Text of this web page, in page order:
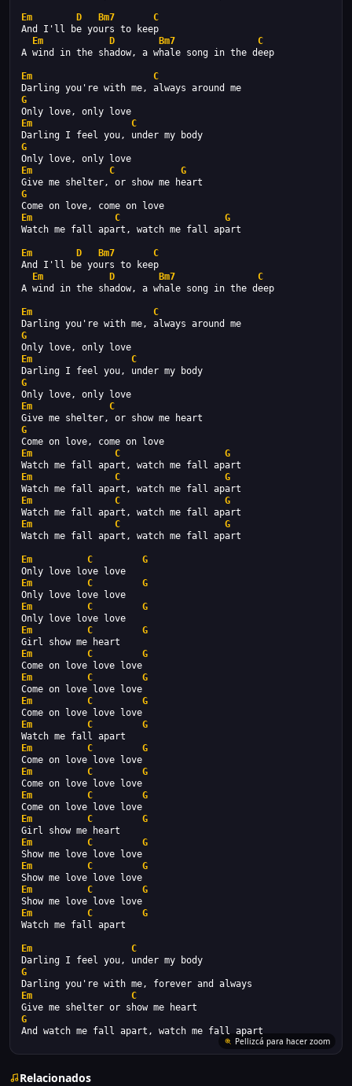
Em D Bm7
C
And I'll be yours to keep
Em
D Bm7
C
A wind in the shadow, a whale song in the deep
Em
C
Darling you're with me, always around me
G
Only love, only love
Em
C
Darling I feel you, under my body
G
Only love, only love
Em
C
G
Give me shelter, or show me heart
G
Come on love, come on love
Em
C
G
Watch me fall apart, watch me fall apart
Em D Bm7
C
And I'll be yours to keep
Em
D Bm7
C
A wind in the shadow, a whale song in the deep
Em
C
Darling you're with me, always around me
G
Only love, only love
Em
C
Darling I feel you, under my body
G
Only love, only love
Em
C
Give me shelter, or show me heart
G
Come on love, come on love
Em
C
G
Watch me fall apart, watch me fall apart
Em
C
G
Watch me fall apart, watch me fall apart
Em
C
G
Watch me fall apart, watch me fall apart
Em
C
G
Watch me fall apart, watch me fall apart
Em C
G
Only love love love
Em
C
G
Only love love love
Em
C
G
Only love love love
Em
C
G
Girl show me heart
Em
C
G
Come on love love love
Em
C
G
Come on love love love
Em
C
G
Come on love love love
Em
C
G
Watch me fall apart
Em
C
G
Come on love love love
Em
C
G
Come on love love love
Em
C
G
Come on love love love
Em
C
G
Girl show me heart
Em
C
G
Show me love love love
Em
C
G
Show me love love love
Em
C
G
Show me love love love
Em
C
G
Watch me fall apart
Em
C
Darling I feel you, under my body
G
Darling you're with me, forever and always
Em
C
Give me shelter or show me heart
G
And watch me fall apart, watch me fall apart
Relacionados